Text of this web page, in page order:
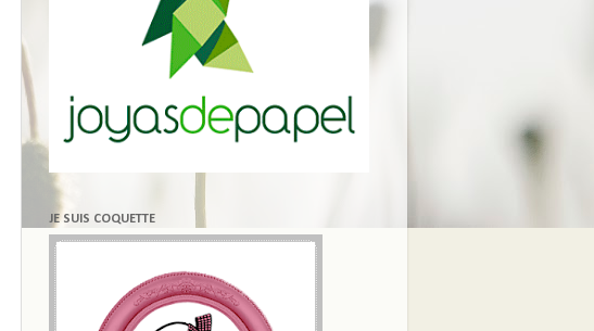
JE SUIS COQUETTE